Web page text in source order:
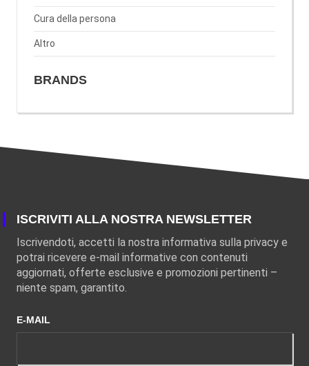
Cura della persona
Altro
BRANDS
ISCRIVITI ALLA NOSTRA NEWSLETTER
Iscrivendoti, accetti la nostra informativa sulla privacy e
potrai ricevere e-mail informative con contenuti
aggiornati, offerte esclusive e promozioni pertinenti –
niente spam, garantito.
E-MAIL